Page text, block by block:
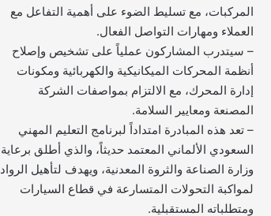
المركبات، مع تسليط الضوء على أهمية التفاعل مع
العملاء ومهارات التواصل الفعال.
– سيتدرب المشاركون عملياً على تشخيص وإصلاح
أنظمة المحركات الميكانيكية والكهربائية ومكونات
إدارة المحرك، مع الالتزام بمواصفات الشركة
المصنعة ومعايير السلامة.
– تعد هذه المبادرة امتداداً لبرنامج التعليم المهني
السعودي الألماني المعتمد حديثاً، والذي أطلق برعاية
وزارة الصناعة والثروة المعدنية، ويهدف لتأهيل الرواد
لمواكبة التحولات المتسارعة في قطاع السيارات
ومتطلباته المستقبلية.